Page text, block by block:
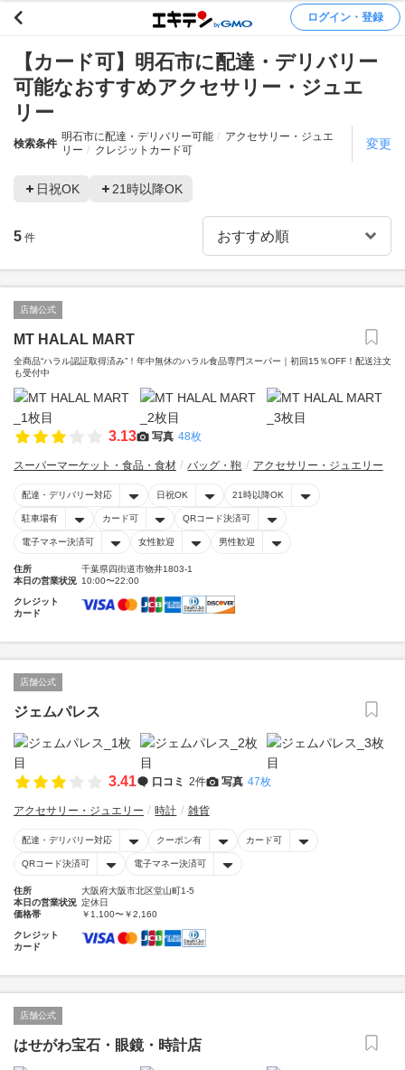
ログイン・登録
【カード可】明石市に配達・デリバリー
可能なおすすめアクセサリー・ジュエ
リー
検索条件
明石市に配達・デリバリー可能
アクセサリー・ジュエ
リー
クレジットカード可 変更
日祝OK 21時以降OK
5 件
店舗公式
MT HALAL MART
全商品“ハラル認証取得済み”！年中無休のハラル食品専門スーパー｜初回15％OFF！配送注文
も受付中
3.13 写真 48枚
スーパーマーケット・食品・食材 バッグ・鞄 アクセサリー・ジュエリー
配達・デリバリー対応 日祝OK 21時以降OK
駐車場有 カード可 QRコード決済可
電子マネー決済可 女性歓迎 男性歓迎
住所
千葉県四街道市物井1803-1
本日の営業状況 10:00〜22:00
クレジット
カード
店舗公式
ジェムパレス
3.41 口コミ 2件 写真 47枚
アクセサリー・ジュエリー 時計 雑貨
配達・デリバリー対応 クーポン有 カード可
QRコード決済可 電子マネー決済可
住所
大阪府大阪市北区堂山町1-5
本日の営業状況 定休日
価格帯
￥1,100〜￥2,160
クレジット
カード
店舗公式
はせがわ宝石・眼鏡・時計店